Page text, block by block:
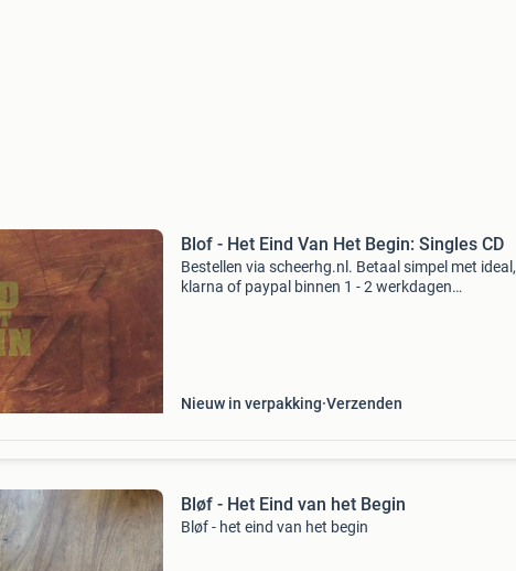
Blof - Het Eind Van Het Begin: Singles CD
Bestellen via scheerhg.nl. Betaal simpel met ideal,
klarna of paypal binnen 1 - 2 werkdagen
Nieuw in verpakking Verzenden
Bløf - Het Eind van het Begin
Bløf - het eind van het begin